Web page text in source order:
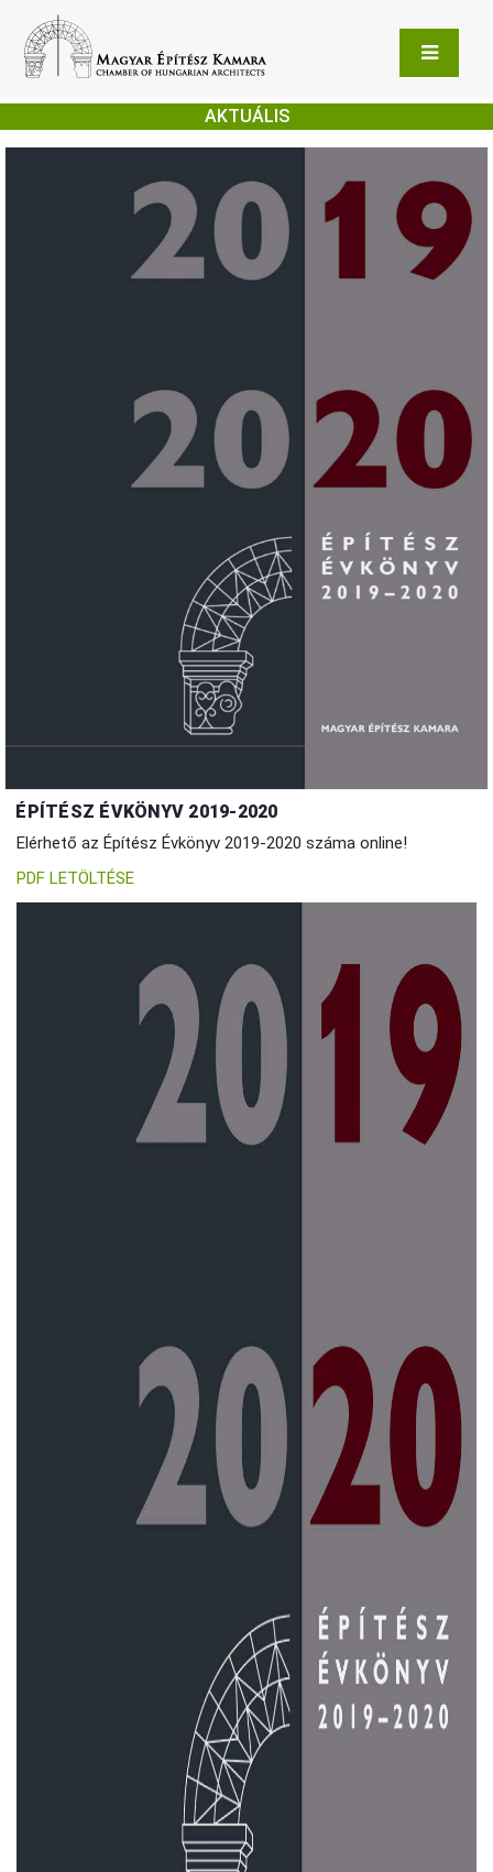
AKTUÁLIS
ÉPÍTÉSZ ÉVKÖNYV 2019-2020
Elérhető az Építész Évkönyv 2019-2020 száma online!
PDF LETÖLTÉSE